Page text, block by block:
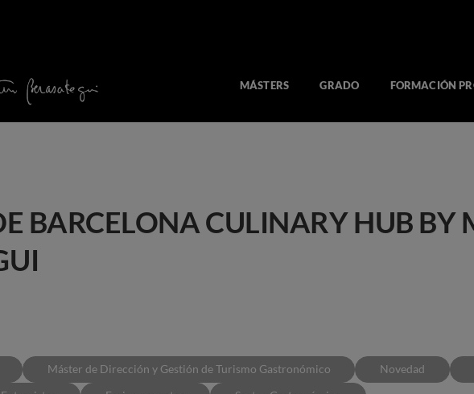
MÁSTERS GRADO FORMACIÓN
BARCELONA CULINARY HUB BY
Máster de Dirección y Gestión de Turismo Gastronómico Novedad